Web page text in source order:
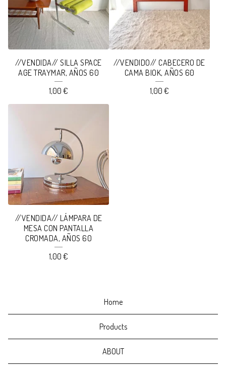
//VENDIDA// SILLA SPACE
AGE TRAYMAR, AÑOS 60
1,00 €
//VENDIDO// CABECERO DE
CAMA BIOK, AÑOS 60
1,00 €
//VENDIDA// LÁMPARA DE
MESA CON PANTALLA
CROMADA, AÑOS 60
1,00 €
Home
Products
ABOUT